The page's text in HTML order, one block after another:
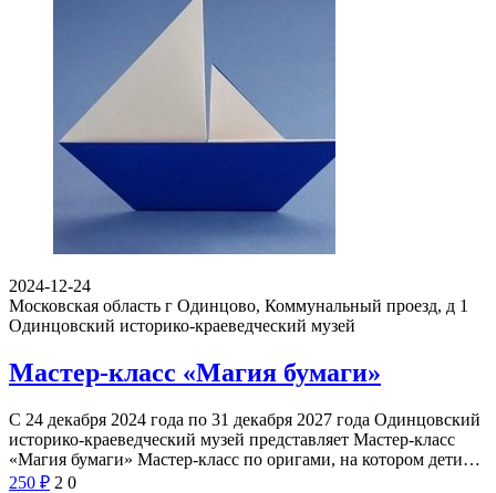
2024-12-24
Московская область г Одинцово, Коммунальный проезд, д 1
Одинцовский историко-краеведческий музей
Мастер-класс «Магия бумаги»
С 24 декабря 2024 года по 31 декабря 2027 года Одинцовский
историко-краеведческий музей представляет Мастер-класс
«Магия бумаги» Мастер-класс по оригами, на котором дети…
250 ₽ 2 0